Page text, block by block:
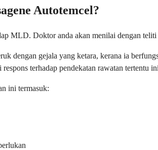
Autotemcel?
MLD. Doktor anda akan menilai dengan
dengan gejala yang ketara, kerana ia
terhadap pendekatan rawatan tertentu
ini termasuk: